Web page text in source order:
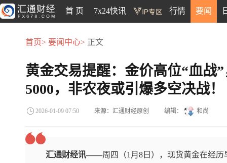
首 页 7x24快讯 行情 要闻
首页> 要闻中心> 正文
黄金交易提醒：金价高位“血战
5000，非农夜或引爆多空决战！
2026-01-09 07:50 来源：汇通财经原创 编辑： 和尚
汇通财经讯——周四（1月8日），现货黄金在经